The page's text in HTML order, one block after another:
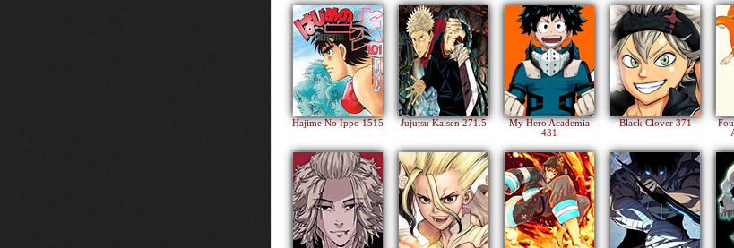
Hajime No Ippo 1515 Jujutsu Kaisen 271.5
My Hero Academia
431
Black Clover 371